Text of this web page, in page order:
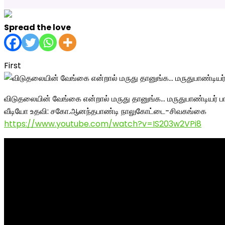
Spread the love
First
விடுதலையின் வேங்கை என்றால் மருது தானுங்க… மருதுபாண்டியர்
வீடியோ உதவி: சகோ.ஆனந்தபாண்டி நாலுகோட்டை-சிவகங்கை
https://www.youtube.com/watch?v=IS203w2VPi8